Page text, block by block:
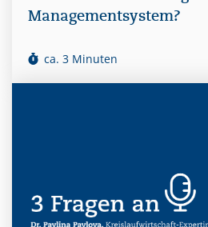
Managementsystem?
ca. 3 Minuten